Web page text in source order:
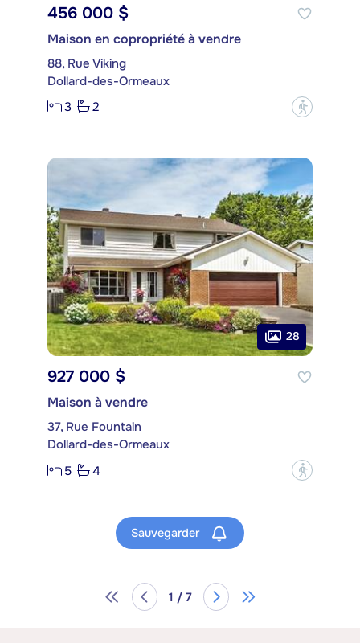
456 000 $
Maison en copropriété à vendre
88, Rue Viking
Dollard-des-Ormeaux
3
2 ?
28
927 000 $
Maison à vendre
37, Rue Fountain
Dollard-des-Ormeaux
5
4 ?
Sauvegarder
1 / 7